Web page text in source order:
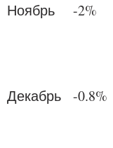
Ноябрь -2%
Декабрь -0.8%